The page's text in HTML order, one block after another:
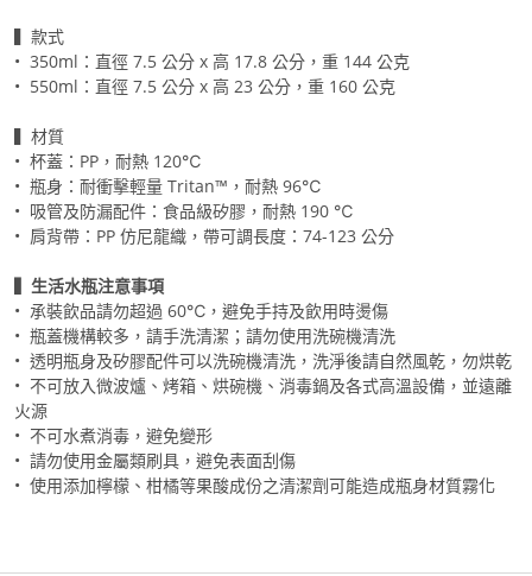
▍款式
• 350ml：直徑 7.5 公分 x 高 17.8 公分，重 144 公克
• 550ml：直徑 7.5 公分 x 高 23 公分，重 160 公克
▍材質
• 杯蓋：PP，耐熱 120℃
• 瓶身：耐衝擊輕量 Tritan™，耐熱 96℃
• 吸管及防漏配件：食品級矽膠，耐熱 190 ℃
• 肩背帶：PP 仿尼龍織，帶可調長度：74-123 公分
▍生活水瓶注意事項
• 承裝飲品請勿超過 60℃，避免手持及飲用時燙傷
• 瓶蓋機構較多，請手洗清潔；請勿使用洗碗機清洗
• 透明瓶身及矽膠配件可以洗碗機清洗，洗淨後請自然風乾，勿烘乾
• 不可放入微波爐、烤箱、烘碗機、消毒鍋及各式高溫設備，並遠離
火源
• 不可水煮消毒，避免變形
• 請勿使用金屬類刷具，避免表面刮傷
• 使用添加檸檬、柑橘等果酸成份之清潔劑可能造成瓶身材質霧化